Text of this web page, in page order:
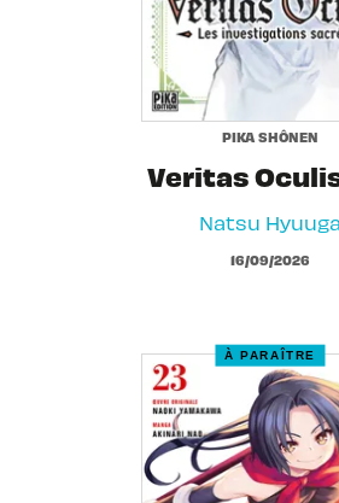
PIKA SHÔNEN
Veritas
Natsu Hyuuga
16/09/2026
À PARAÎTRE